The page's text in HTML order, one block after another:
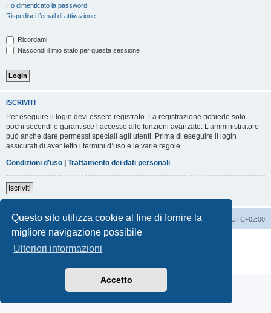
Questo sito utilizza cookie al fine di fornire la
migliore navigazione possibile
Ulteriori informazioni
Accetto
Ho dimenticato la password
Rispedisci l’email di attivazione
Ricordami
Nascondi il mio stato per questa sessione
ISCRIVITI
Per eseguire il login devi essere registrato. La registrazione richiede solo
pochi secondi e garantisce l’accesso alle funzioni avanzate. L’amministratore
può anche dare permessi speciali agli utenti. Prima di eseguire il login
assicurati di aver letto i termini d’uso e le varie regole.
Condizioni d’uso | Trattamento dei dati personali
Iscriviti
Indice Tutti gli orari sono UTC+02:00
Cancella cookie
Contattaci
Traduzione Italiana